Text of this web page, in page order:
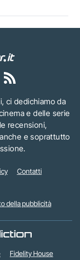
ci dedichiamo da
e delle serie
recensioni,
e soprattutto
Contatti
della pubblicità
Fidelity House